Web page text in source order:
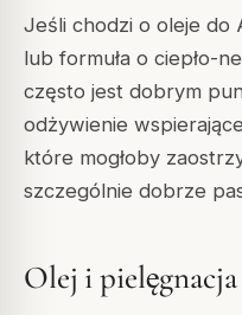
Jeśli chodzi o oleje do
lub formuła o ciepło-
często jest dobrym
odżywienie
które mogłoby
szczególnie dobrze
Olej i